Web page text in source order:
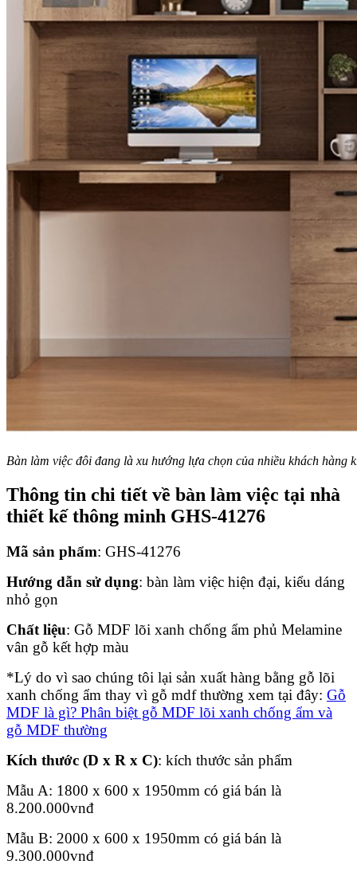
Bàn làm việc đôi đang là xu hướng lựa chọn của nhiều khách hàng
Thông tin chi tiết về bàn làm việc tại nhà
thiết kế thông minh GHS-41276
Mã sản phẩm: GHS-41276
Hướng dẫn sử dụng: bàn làm việc hiện đại, kiểu dáng
nhỏ gọn
Chất liệu: Gỗ MDF lõi xanh chống ẩm phủ Melamine
vân gỗ kết hợp màu
*Lý do vì sao chúng tôi lại sản xuất hàng bằng gỗ lõi
xanh chống ẩm thay vì gỗ mdf thường xem tại đây: Gỗ
MDF là gì? Phân biệt gỗ MDF lõi xanh chống ẩm và
gỗ MDF thường
Kích thước (D x R x C): kích thước sản phẩm
Mẫu A: 1800 x 600 x 1950mm có giá bán là
8.200.000vnđ
Mẫu B: 2000 x 600 x 1950mm có giá bán là
9.300.000vnđ